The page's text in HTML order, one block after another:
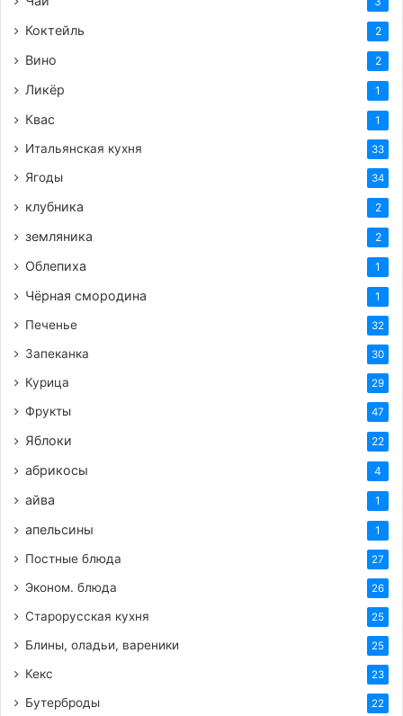
Коктейль 2
Вино 2
Ликёр 1
Квас 1
Итальянская кухня 33
Ягоды 34
клубника 2
земляника 2
Облепиха 1
Чёрная смородина 1
Печенье 32
Запеканка 30
Курица 29
Фрукты 47
Яблоки 22
абрикосы 4
айва 1
апельсины 1
Постные блюда 27
Эконом. блюда 26
Старорусская кухня 25
Блины, оладьи, вареники 25
Кекс 23
Бутерброды 22